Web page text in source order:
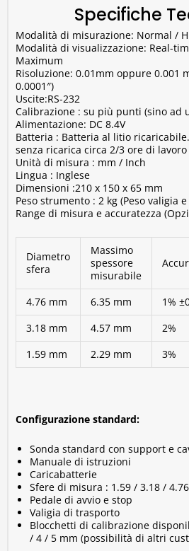
magnetica. La misura ottenuta
della parete del contenitore.
principlammete dei processi di
dell'imbottigliamento.
Come si
spessimetro
digitale
Per utilizzare al meglio lo
semplicemente seguire questi 4
Inserire la pallina
contenitore e posizionare
Muovere il campione
La pallina metallica verrà
modo automatico;
La sonda misurerà la
Spessimetro
digitale:
I principalivantaggidel nostro
Display da 7” touch screen
ora / stato della batteria;
Struttura in alluminio
Misura dello spessore veloce
Possibilità misurare lo
irregolari e con angoli difficili
Valore visualizzato sul
Specifiche
Modalità di misurazione: Normal /
Modalità di visualizzazione: Real-
Maximum
Risoluzione: 0.01mm oppure 0.001
0.0001″)
Uscite:RS-232
Calibrazione : su più punti (sino ad
Alimentazione: DC 8.4V
Batteria : Batteria al litio
senza ricarica circa 2/3 ore di
Unità di misura : mm / Inch
Lingua : Inglese
Dimensioni :210 x 150 x 65 mm
Peso strumento : 2 kg (Peso valigia
Range di misura e accuratezza
Diametro
sfera
Massimo
spessore
misurabile
4.76 mm 6.35 mm
1%
3.18 mm
4.57 mm
2%
1.59 mm
2.29 mm 3%
Configurazione standard:
Sonda standard con support e
Manuale di istruzioni
Caricabatterie
Sfere di misura : 1.59 / 3.18 /
Pedale di avvio e stop
Valigia di trasporto
Blocchetti di calibrazione
/ 4 / 5 mm (possibilità di altri